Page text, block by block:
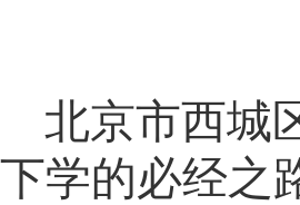
北京市西城
下学的必经之